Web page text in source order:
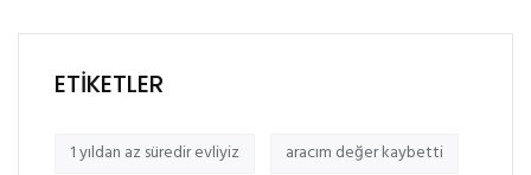
ETIKETLER
1 yıldan az süredir evliyiz aracım değer kaybetti